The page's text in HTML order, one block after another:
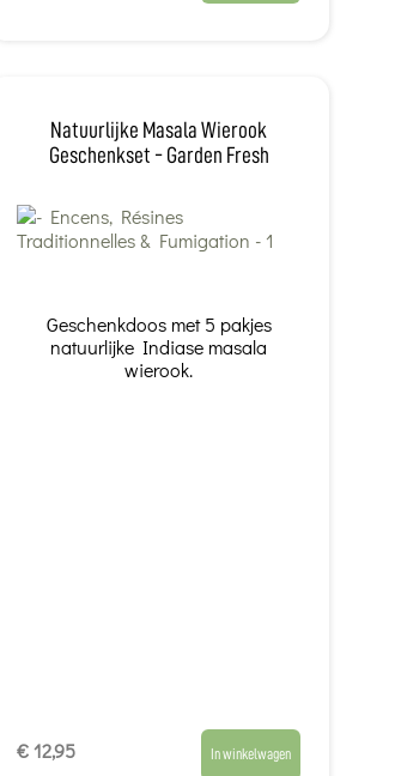
Natuurlijke Masala Wierook
Geschenkset - Garden Fresh
Geschenkdoos met 5 pakjes
natuurlijke Indiase masala
wierook.
€ 12,95 In winkelwagen